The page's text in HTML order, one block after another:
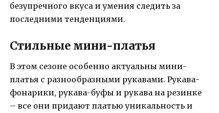
безупречного вкуса и умения следить за
последними тенденциями.
Стильные мини-платья
В этом сезоне особенно актуальны мини-
платья с разнообразными рукавами. Рукава-
фонарики, рукава-буфы и рукава на резинке
– все они придают платью уникальность и